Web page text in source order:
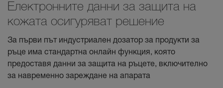
Електронните данни за защита на
кожата осигуряват решение
За първи път индустриален дозатор за продукти за
ръце има стандартна онлайн функция, която
предоставя данни за защита на ръцете, включително
за навременно зареждане на апарата